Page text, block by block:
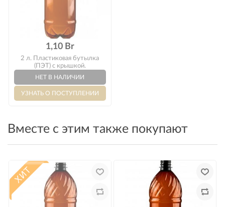
1,10 Br
2 л. Пластиковая бутылка
(ПЭТ) с крышкой.
Вместе с этим также покупают